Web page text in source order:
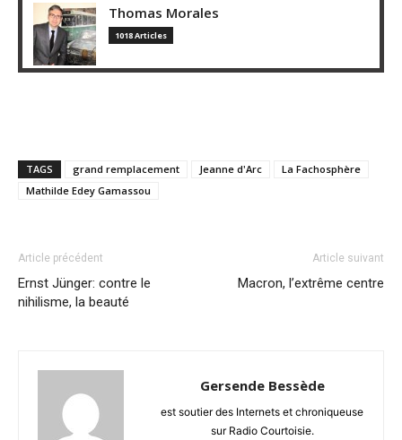
Thomas Morales
1018 Articles
TAGS grand remplacement Jeanne d'Arc
La Fachosphère
Mathilde Edey Gamassou
Article précédent
Ernst Jünger: contre le
nihilisme, la beauté
Article suivant
Macron, l’extrême centre
Gersende Bessède
est soutier des Internets et chroniqueuse
sur Radio Courtoisie.